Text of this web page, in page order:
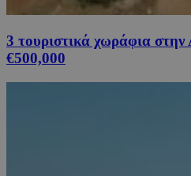
3 τουριστικά χωράφια
€500,000